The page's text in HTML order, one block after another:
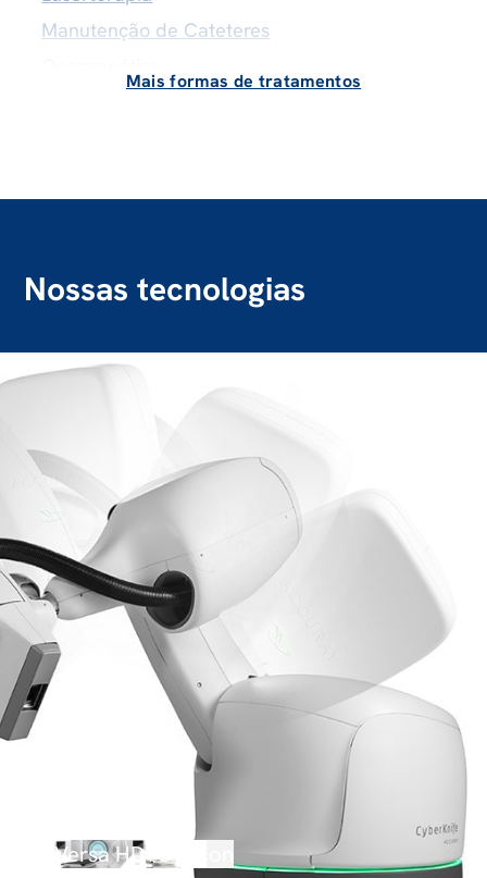
Manutenção de Cateteres
Mais formas de tratamentos
Nossas tecnologias
Cyberknife
Gamma Knife Icon
TomoTherapy
TrueBeam STx®
Versa HD